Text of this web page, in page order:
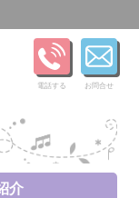
電話する お問合せ
介